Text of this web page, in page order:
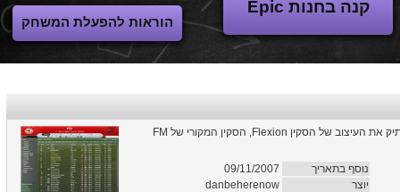
קנה בחנות Epic
הוראות להפעלת המשחק
סקין עם עיצוב מיוחד ל-FM 2008 בניסיון להעתיק את העיצוב של הסקין Flexion, הסקין המקורי של FM
נוסף בתאריך
09/11/2007
יוצר
danbeherenow